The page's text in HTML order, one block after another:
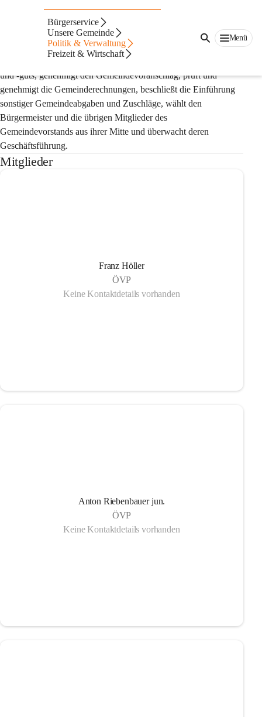
Bürgerservice
Unsere Gemeinde
Politik & Verwaltung
Freizeit & Wirtschaft
Menü
Gemeinderat
Der Gemeinderat ist das beschließende und überwachende
Organ und wird in geheimer Wahl gewählt. Er berät und
beschließt über alle Angelegenheiten des Gemeindevermögens
und -guts, genehmigt den Gemeindevoranschlag, prüft und
genehmigt die Gemeinderechnungen, beschließt die Einführung
sonstiger Gemeindeabgaben und Zuschläge, wählt den
Bürgermeister und die übrigen Mitglieder des
Gemeindevorstands aus ihrer Mitte und überwacht deren
Geschäftsführung.
Mitglieder
Franz Höller
ÖVP
Keine Kontaktdetails vorhanden
Anton Riebenbauer jun.
ÖVP
Keine Kontaktdetails vorhanden